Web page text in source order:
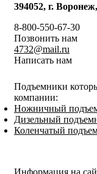
394052, г.
8-800-550-67-30
Позвонить нам
4732@mail.ru
Написать нам
Подъемники
компании:
Ножничный
Дизельный
Коленчатый
Информация на